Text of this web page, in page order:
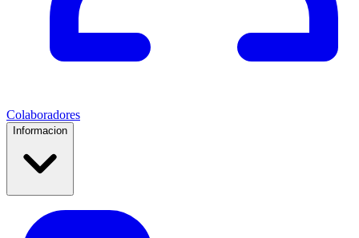
Colaboradores
Informacion